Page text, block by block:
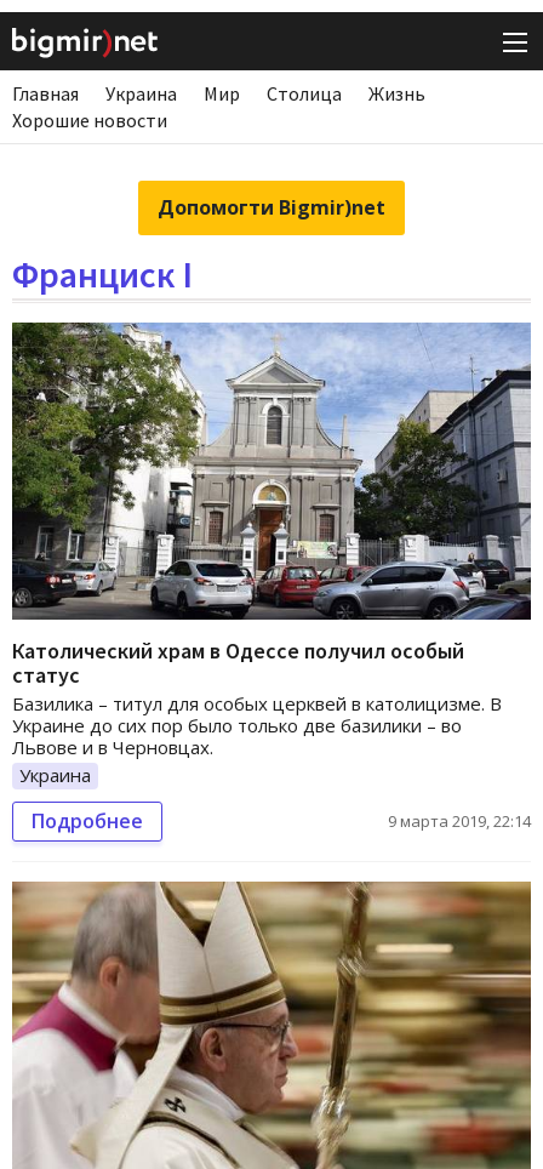
Главная Украина Мир Столица
Жизнь
Хорошие новости
Допомогти Bigmir)net
Франциск I
Католический храм в Одессе получил особый
статус
Базилика – титул для особых церквей в католицизме. В
Украине до сих пор было только две базилики – во
Львове и в Черновцах.
Украина
Подробнее 9 марта 2019, 22:14